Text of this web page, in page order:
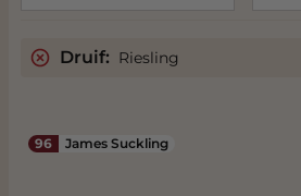
Druif: Riesling
96 James Suckling